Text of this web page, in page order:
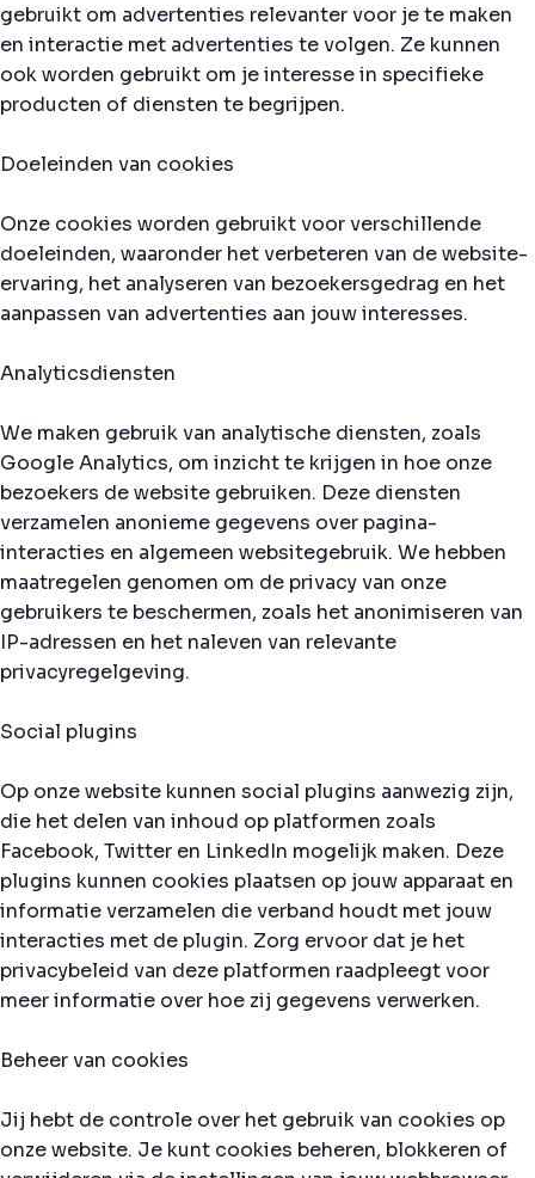
gebruikt om advertenties relevanter voor je te maken
en interactie met advertenties te volgen. Ze kunnen
ook worden gebruikt om je interesse in specifieke
producten of diensten te begrijpen.
Doeleinden van cookies
Onze cookies worden gebruikt voor verschillende
doeleinden, waaronder het verbeteren van de website-
ervaring, het analyseren van bezoekersgedrag en het
aanpassen van advertenties aan jouw interesses.
Analyticsdiensten
We maken gebruik van analytische diensten, zoals
Google Analytics, om inzicht te krijgen in hoe onze
bezoekers de website gebruiken. Deze diensten
verzamelen anonieme gegevens over pagina-
interacties en algemeen websitegebruik. We hebben
maatregelen genomen om de privacy van onze
gebruikers te beschermen, zoals het anonimiseren van
IP-adressen en het naleven van relevante
privacyregelgeving.
Social plugins
Op onze website kunnen social plugins aanwezig zijn,
die het delen van inhoud op platformen zoals
Facebook, Twitter en LinkedIn mogelijk maken. Deze
plugins kunnen cookies plaatsen op jouw apparaat en
informatie verzamelen die verband houdt met jouw
interacties met de plugin. Zorg ervoor dat je het
privacybeleid van deze platformen raadpleegt voor
meer informatie over hoe zij gegevens verwerken.
Beheer van cookies
Jij hebt de controle over het gebruik van cookies op
onze website. Je kunt cookies beheren, blokkeren of